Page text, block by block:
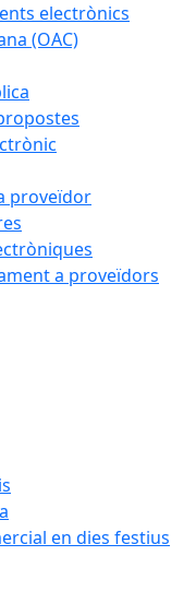
electrònics
(OAC)
proveïdor
a proveïdors
en dies festius